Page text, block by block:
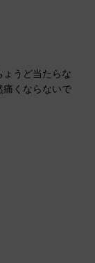
うど当たらな
痛くならないで